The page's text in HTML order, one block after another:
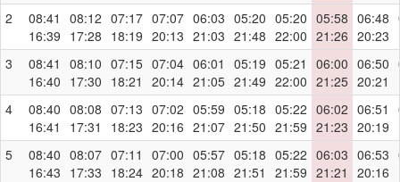
2
08:41
16:39
08:12
17:28
07:17
18:19
07:07
20:13
06:03
21:03
05:20
21:48
05:20
22:00
05:58
21:26
06:48
20:23
3
08:41
16:40
08:10
17:30
07:15
18:21
07:04
20:14
06:01
21:05
05:19
21:49
05:21
22:00
06:00
21:25
06:50
20:21
4
08:40
16:41
08:08
17:31
07:13
18:23
07:02
20:16
05:59
21:07
05:18
21:50
05:22
21:59
06:02
21:23
06:51
20:19
5
08:40
16:43
08:07
17:33
07:11
18:24
07:00
20:18
05:57
21:08
05:18
21:51
05:22
21:59
06:03
21:21
06:53
20:16